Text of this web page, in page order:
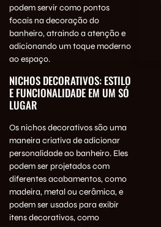
podem servir como pontos
focais na decoração do
banheiro, atraindo a atenção e
adicionando um toque moderno
ao espaço.
NICHOS DECORATIVOS: ESTILO
E FUNCIONALIDADE EM UM SÓ
LUGAR
Os nichos decorativos são uma
maneira criativa de adicionar
personalidade ao banheiro. Eles
podem ser projetados com
diferentes acabamentos, como
madeira, metal ou cerâmica, e
podem ser usados para exibir
itens decorativos, como